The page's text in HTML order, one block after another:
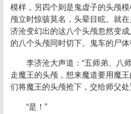
模样，另四个则是鬼虚子的头颅
颅立时惊骇莫名，头晕目眩。就
济沧变幻出的这八个头颅忽然变
的八个头颅同时切下。鬼车的尸体
李济沧大声道：“五师弟、八
走魔王的头颅，想来魔道要用魔
们将魔王的头颅抢下，交给师父处
“是！”